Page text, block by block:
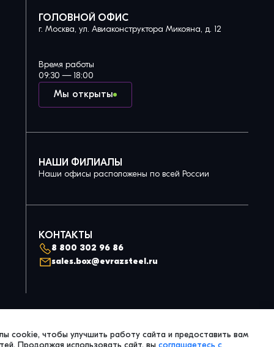
cookie, чтобы улучшить работу сайта и предоставить вам
ГОЛОВНОЙ ОФИС
г. Москва, ул. Авиаконструктора Микояна, д. 12
Мы открыты
Время работы
09:30 — 18:00
НАШИ ФИЛИАЛЫ
Наши офисы расположены по всей России
КОНТАКТЫ
8 800 302 96 86
sales.box@evrazsteel.ru
© 2026 Evraz Steel Box. All Right Reserved.